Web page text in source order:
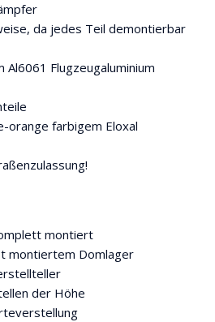
da jedes Teil demontierbar
Flugzeugaluminium
orange farbigem Eloxal
montiert
montiertem Domlager
der Höhe